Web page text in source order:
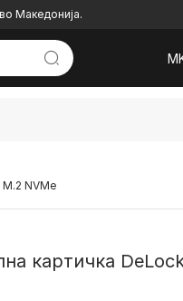
Македонија.
NVMe
картичка